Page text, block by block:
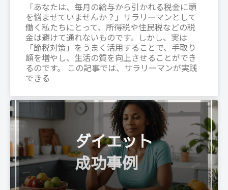
「あなたは、毎月の給与から引かれる税金に頭
を悩ませていませんか？」サラリーマンとして
働く私たちにとって、所得税や住民税などの税
金は避けて通れないものです。しかし、実は
「節税対策」をうまく活用することで、手取り
額を増やし、生活の質を向上させることができ
るのです。 この記事では、サラリーマンが実践
できる